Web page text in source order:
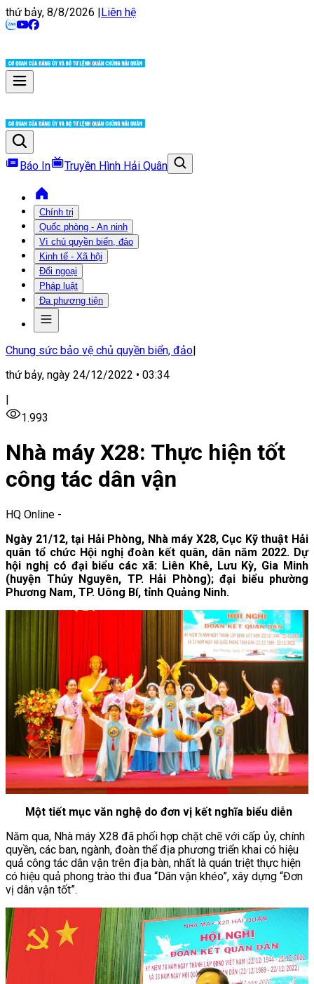
thứ bảy, 8/8/2026 |Liên hệ
Báo In Truyền Hình Hải Quân
Chính trị
Quốc phòng - An ninh
Vì chủ quyền biển, đảo
Kinh tế - Xã hội
Đối ngoại
Pháp luật
Đa phương tiện
Chung sức bảo vệ chủ quyền biển, đảo|
thứ bảy, ngày 24/12/2022 • 03:34
|
1.993
Nhà máy X28: Thực hiện tốt
công tác dân vận
HQ Online -
Ngày 21/12, tại Hải Phòng, Nhà máy X28, Cục Kỹ thuật Hải
quân tổ chức Hội nghị đoàn kết quân, dân năm 2022. Dự
hội nghị có đại biểu các xã: Liên Khê, Lưu Kỳ, Gia Minh
(huyện Thủy Nguyên, TP. Hải Phòng); đại biểu phường
Phương Nam, TP. Uông Bí, tỉnh Quảng Ninh.
Một tiết mục văn nghệ do đơn vị kết nghĩa biểu diễn
Năm qua, Nhà máy X28 đã phối hợp chặt chẽ với cấp ủy, chính
quyền, các ban, ngành, đoàn thể địa phương triển khai có hiệu
quả công tác dân vận trên địa bàn, nhất là quán triệt thực hiện
có hiệu quả phong trào thi đua “Dân vận khéo”, xây dựng “Đơn
vị dân vận tốt”.